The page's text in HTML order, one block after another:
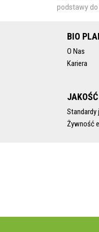
podstawy
BIO
O Nas
Kariera
JAKOŚĆ
Standardy
Żywność